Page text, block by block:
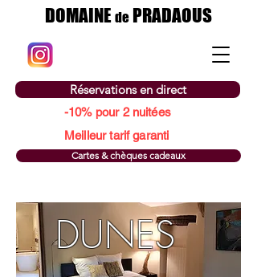
DOMAINEdePRADAOUS
Réservations en direct
Meilleur tarif garanti
Cartes & chèques cadeaux
-10% pour 2 nuitées
DUNES